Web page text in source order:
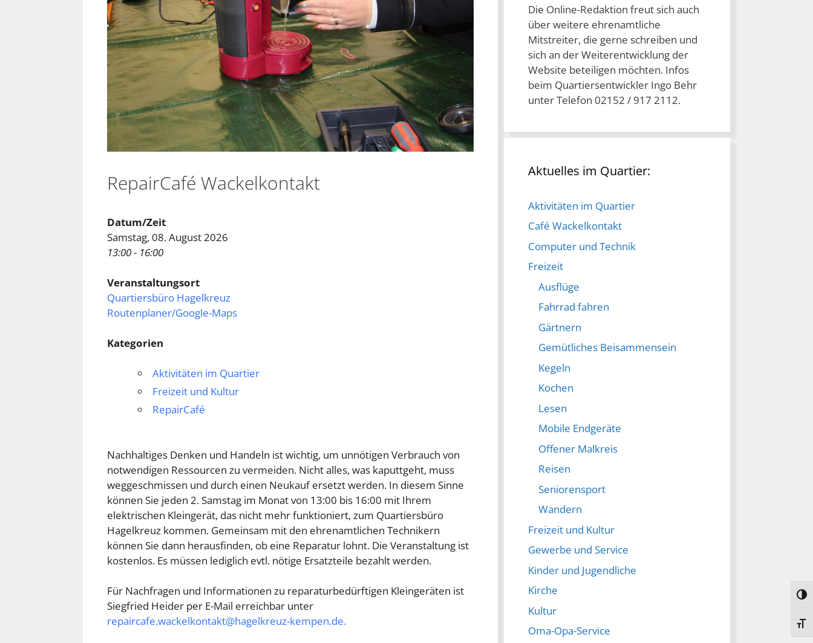
RepairCafé Wackelkontakt
Datum/Zeit
Samstag, 08. August 2026
13:00 - 16:00
Veranstaltungsort
Quartiersbüro Hagelkreuz
Routenplaner/Google-Maps
Kategorien
Aktivitäten im Quartier
Freizeit und Kultur
RepairCafé
Nachhaltiges Denken und Handeln ist wichtig, um unnötigen Verbrauch von
notwendigen Ressourcen zu vermeiden. Nicht alles, was kaputtgeht, muss
weggeschmissen und durch einen Neukauf ersetzt werden. In diesem Sinne
können Sie jeden 2. Samstag im Monat von 13:00 bis 16:00 mit Ihrem
elektrischen Kleingerät, das nicht mehr funktioniert, zum Quartiersbüro
Hagelkreuz kommen. Gemeinsam mit den ehrenamtlichen Technikern
können Sie dann herausfinden, ob eine Reparatur lohnt. Die Veranstaltung ist
kostenlos. Es müssen lediglich evtl. nötige Ersatzteile bezahlt werden.
Für Nachfragen und Informationen zu reparaturbedürftigen Kleingeräten ist
Siegfried Heider per E-Mail erreichbar unter
repaircafe.wackelkontakt@hagelkreuz-kempen.de.
Die Online-Redaktion freut sich auch
über weitere ehrenamtliche
Mitstreiter, die gerne schreiben und
sich an der Weiterentwicklung der
Website beteiligen möchten. Infos
beim Quartiersentwickler Ingo Behr
unter Telefon 02152 / 917 2112.
Aktuelles im Quartier:
Aktivitäten im Quartier
Café Wackelkontakt
Computer und Technik
Freizeit
Ausflüge
Fahrrad fahren
Gärtnern
Gemütliches Beisammensein
Kegeln
Kochen
Lesen
Mobile Endgeräte
Offener Malkreis
Reisen
Seniorensport
Wandern
Freizeit und Kultur
Gewerbe und Service
Kinder und Jugendliche
Kirche
Kultur
Oma-Opa-Service